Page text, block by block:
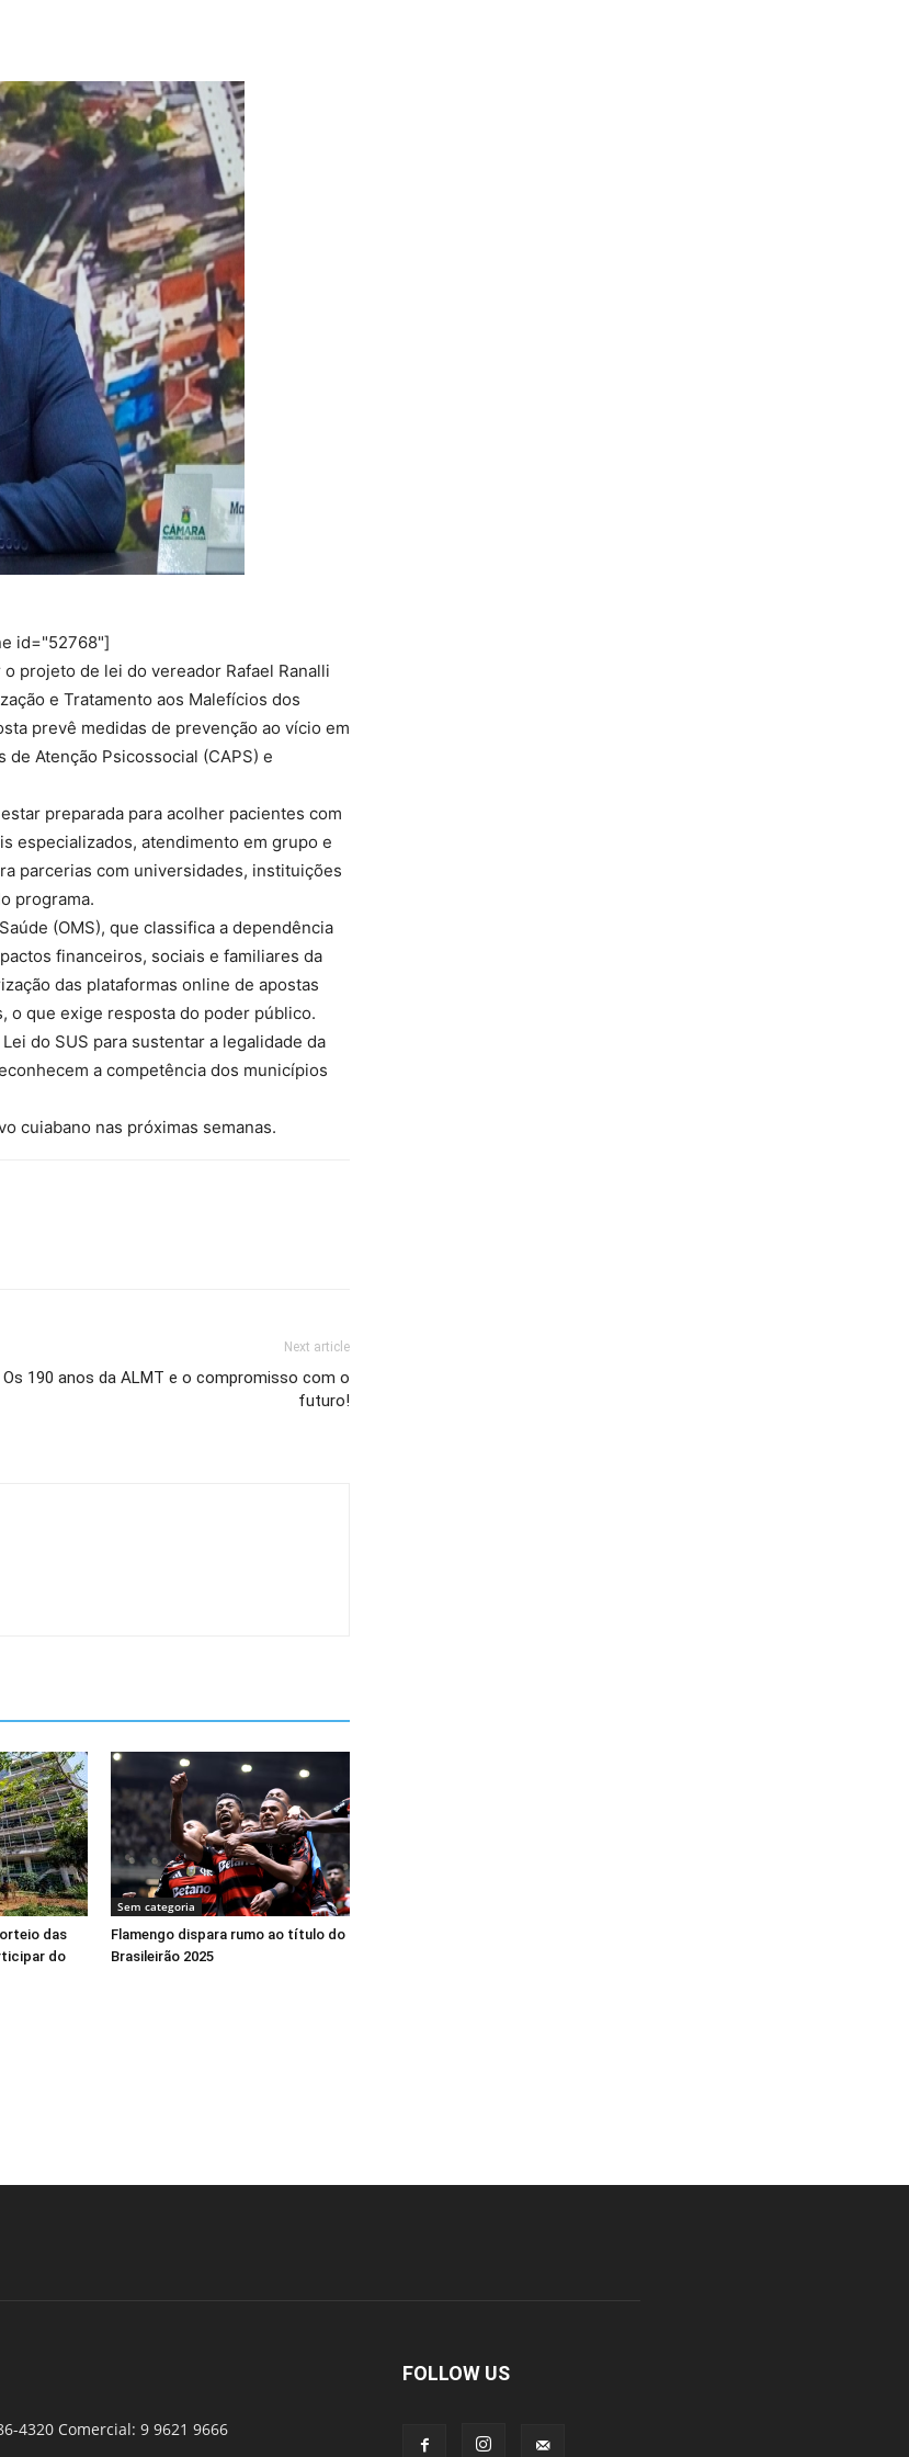
id="52768"]
projeto de lei do vereador Rafael Ranalli
e Tratamento aos Malefícios dos
prevê medidas de prevenção ao vício em
Atenção Psicossocial (CAPS) e
preparada para acolher pacientes com
especializados, atendimento em grupo e
parcerias com universidades, instituições
programa.
(OMS), que classifica a dependência
financeiros, sociais e familiares da
das plataformas online de apostas
o que exige resposta do poder público.
do SUS para sustentar a legalidade da
a competência dos municípios
cuiabano nas próximas semanas.
Next article
Os 190 anos da ALMT e o compromisso com o
futuro!
das
do
Sem categoria
Flamengo dispara rumo ao título do
Brasileirão 2025
4320 Comercial: 9 9621 9666
FOLLOW US